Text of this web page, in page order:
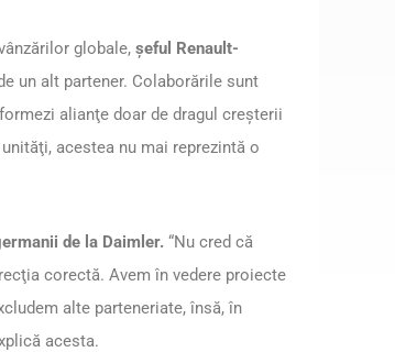
globale, şeful Renault-
un alt partener. Colaborările sunt
alianţe doar de dragul creşterii
acestea nu mai reprezintă o
de la Daimler. “Nu cred că
corectă. Avem în vedere proiecte
alte parteneriate, însă, în
acesta.